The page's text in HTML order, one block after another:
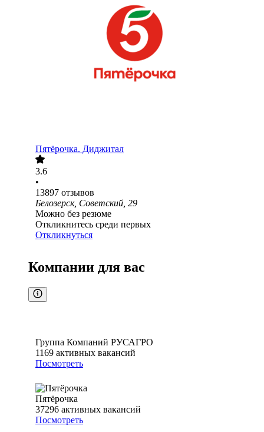
Пятёрочка. Диджитал
3.6
•
13897 отзывов
Белозерск, Советский, 29
Можно без резюме
Откликнитесь среди первых
Откликнуться
Компании для вас
Группа Компаний РУСАГРО
1169 активных вакансий
Посмотреть
Пятёрочка
37296 активных вакансий
Посмотреть